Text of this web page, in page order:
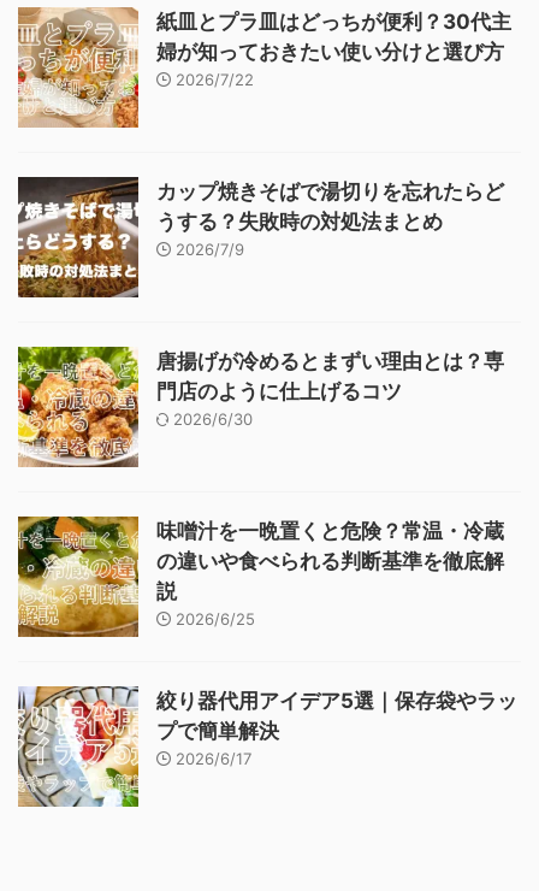
紙皿とプラ皿はどっちが便利？30代主
婦が知っておきたい使い分けと選び方
2026/7/22
カップ焼きそばで湯切りを忘れたらど
うする？失敗時の対処法まとめ
2026/7/9
唐揚げが冷めるとまずい理由とは？専
門店のように仕上げるコツ
2026/6/30
味噌汁を一晩置くと危険？常温・冷蔵
の違いや食べられる判断基準を徹底解
説
2026/6/25
絞り器代用アイデア5選｜保存袋やラッ
プで簡単解決
2026/6/17